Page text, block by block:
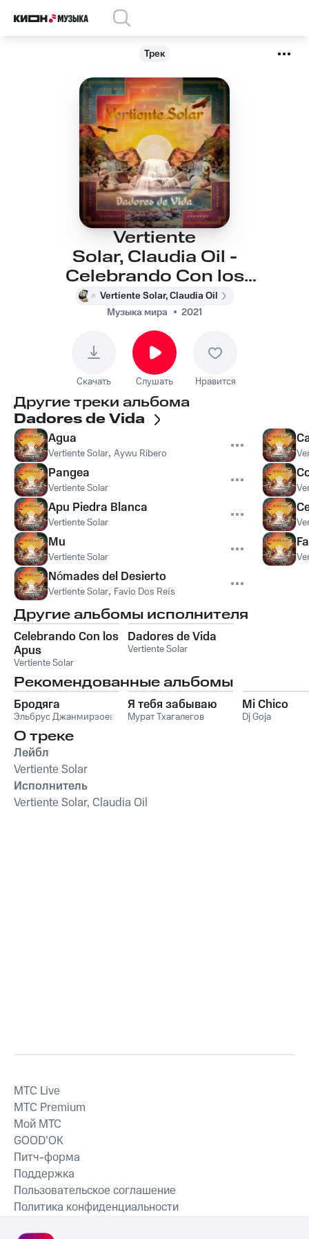
Трек
Vertiente
Solar, Claudia Oil -
Celebrando Con los
Apus
Vertiente Solar, Claudia Oil
Музыка мира
2021
Скачать Слушать Нравится
Другие треки альбома
Dadores de Vida
Agua
Vertiente Solar, Aywu Ribero
Pangea
Vertiente Solar
Apu Piedra Blanca
Vertiente Solar
Mu
Vertiente Solar
Nómades del Desierto
Vertiente Solar, Favio Dos Reís
Другие альбомы исполнителя
Celebrando Con los
Apus
Vertiente Solar
Dadores de Vida
Vertiente Solar
Рекомендованные альбомы
Бродяга
Эльбрус Джанмирзоев
Я тебя забываю
Мурат Тхагалегов
Mi Chico
Dj Goja
О треке
Лейбл
Vertiente Solar
Исполнитель
Vertiente Solar, Claudia Oil
MTС Live
MTС Premium
Мой МТС
GOOD’OK
Питч-форма
Поддержка
Пользовательское соглашение
Политика конфиденциальности